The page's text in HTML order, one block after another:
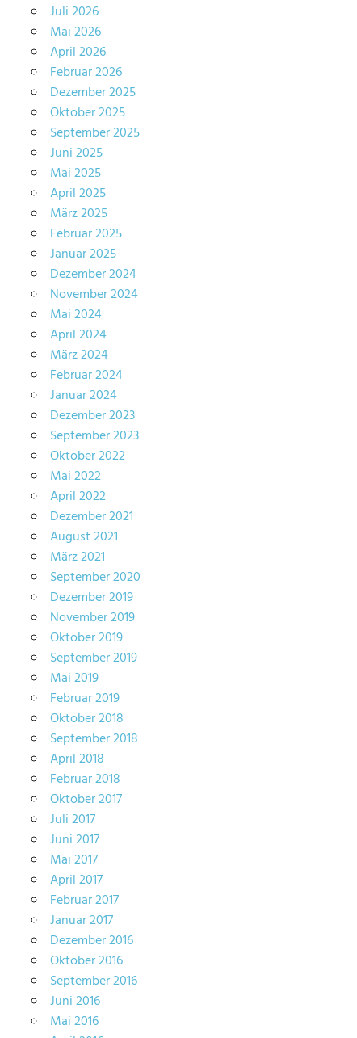
Juli 2026
Mai 2026
April 2026
Februar 2026
Dezember 2025
Oktober 2025
September 2025
Juni 2025
Mai 2025
April 2025
März 2025
Februar 2025
Januar 2025
Dezember 2024
November 2024
Mai 2024
April 2024
März 2024
Februar 2024
Januar 2024
Dezember 2023
September 2023
Oktober 2022
Mai 2022
April 2022
Dezember 2021
August 2021
März 2021
September 2020
Dezember 2019
November 2019
Oktober 2019
September 2019
Mai 2019
Februar 2019
Oktober 2018
September 2018
April 2018
Februar 2018
Oktober 2017
Juli 2017
Juni 2017
Mai 2017
April 2017
Februar 2017
Januar 2017
Dezember 2016
Oktober 2016
September 2016
Juni 2016
Mai 2016